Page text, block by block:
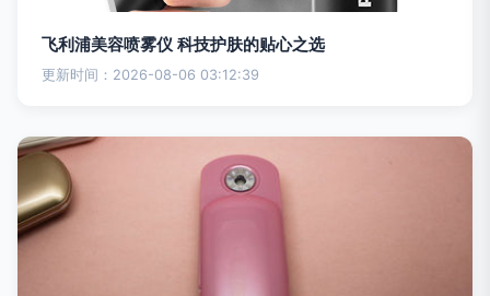
飞利浦美容喷雾仪 科技护肤的贴心之选
更新时间：2026-08-06 03:12:39